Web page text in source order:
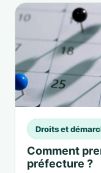
Droits et
Comment
préfecture ?